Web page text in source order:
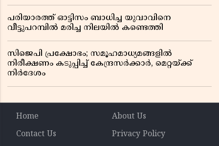
പരിയാരത്ത് ഓട്ടിസം ബാധിച്ച യുവാവിനെ
വീട്ടുപറമ്പിൽ മരിച്ച നിലയിൽ കണ്ടെത്തി
സിജെപി പ്രക്ഷോഭം; സമൂഹമാധ്യമങ്ങളിൽ
നിരീക്ഷണം കടുപ്പിച്ച് കേന്ദ്രസർക്കാർ, മെറ്റയ്ക്ക്
നിർദേശം
Home
About Us
Contact Us
Privacy Policy